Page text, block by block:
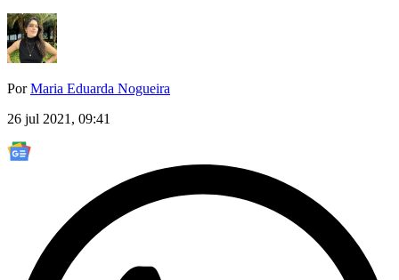
PorMaria Eduarda Nogueira
26 jul 2021, 09:41